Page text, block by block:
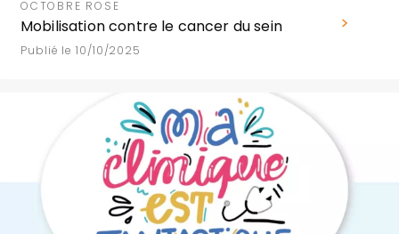
OCTOBRE ROSE
Mobilisation contre le cancer du sein
Publié le 10/10/2025